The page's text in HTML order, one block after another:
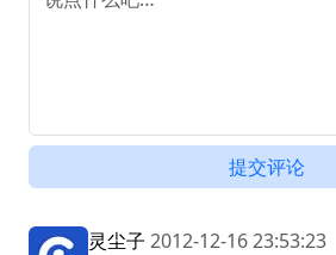
提交评论
灵尘子 2012-12-16 23:53:23